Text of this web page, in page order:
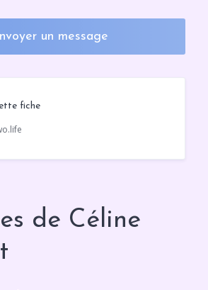
un message
fiche
de Céline